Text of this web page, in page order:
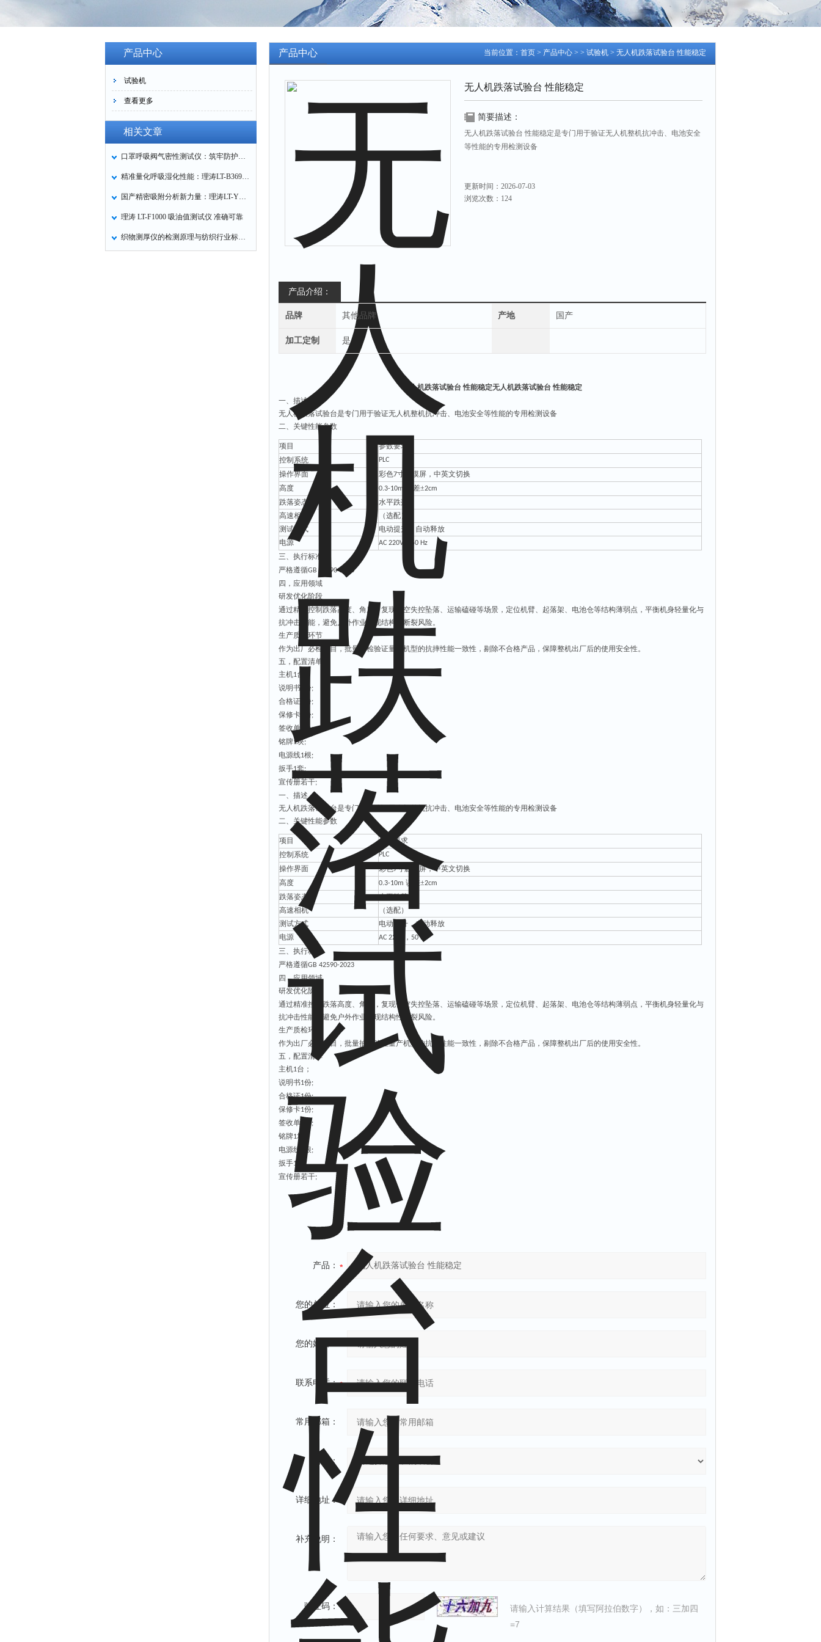
产品中心
试验机
查看更多
相关文章
口罩呼吸阀气密性测试仪：筑牢防护口罩的质量关卡
精准量化呼吸湿化性能：理涛LT-B369湿化器数据采集装置技术解析
国产精密吸附分析新力量：理涛LT-Y019A全自动高压吸附仪的性能与应用解析
理涛 LT-F1000 吸油值测试仪 准确可靠
织物测厚仪的检测原理与纺织行业标准化应用
当前位置： 首页 > 产品中心 > > 试验机 > 无人机跌落试验台 性能稳定
产品中心
无人机跌落试验台 性能稳定
简要描述：
无人机跌落试验台 性能稳定是专门用于验证无人机整机抗冲击、电池安全
等性能的专用检测设备
更新时间：2026-07-03
浏览次数：124
产品介绍：
品牌 其他品牌 产地 国产
加工定制 是
无人机跌落试验台 性能稳定无人机跌落试验台 性能稳定
一、 描述
无人机跌落试验台是专门用于验证无人机整机抗冲击、电池安全等性能的专用检测设备
二、关键性能参数
项目
参数要求
控制系统
PLC
操作界面 彩色7寸触摸屏，中英文切换
高度
0.3-10m 误差±2cm
跌落姿态
水平跌落
高速相机
（选配）
测试方式
电动提升，自动释放
电源
AC 220V 50 Hz
三、 执行标准
严格遵循GB 42590-2023
四， 应用领域
研发优化阶段
通过精准控制跌落高度、角度，复现低空失控坠落、运输磕碰等场景，定位机臂、起落架、电池仓等结构薄弱点，平衡机身轻量化与
抗冲击性能，避免户外作业出现结构性断裂风险。
生产质检环节
作为出厂必检项目，批量抽检验证量产机型的抗摔性能一致性，剔除不合格产品，保障整机出厂后的使用安全性。
五，配置清单
主机1台；
说明书
份;
合格证 份;
保修卡 份;
签收单 份;
铭牌1块;
电源线1根;
扳手1套;
宣传册若干;
一、 描述
无人机跌落试验台是专门用于验证无人机整机抗冲击、电池安全等性能的专用检测设备
二、关键性能参数
项目
参数要求
控制系统
PLC
操作界面 彩色7寸触摸屏，中英文切换
高度
0.3-10m 误差±2cm
跌落姿态
水平跌落
高速相机
（选配）
测试方式
电动提升，自动释放
电源
AC 220V ， 50 Hz
三、 执行标准
严格遵循GB 42590-2023
四，应用领域
研发优化阶段
通过精准控制跌落高度、角度，复现低空失控坠落、运输磕碰等场景，定位机臂、起落架、电池仓等结构薄弱点，平衡机身轻量化与
抗冲击性能，避免户外作业出现结构性断裂风险。
生产质检环节
作为出厂必检项目，批量抽检验证量产机型的抗摔性能一致性，剔除不合格产品，保障整机出厂后的使用安全性。
五，配置清单
主机1台；
说明书1份;
合格证1份;
保修卡1份;
签收单 份;
铭牌1块
电源线 根;
扳手1
宣传册若干;
产品：
您的单位：
您的姓名：
联系电话：
常用邮箱：
省份：
详细地址：
补充说明：
验证码：
请输入计算结果（填写阿拉伯数字），如：三加四
=7